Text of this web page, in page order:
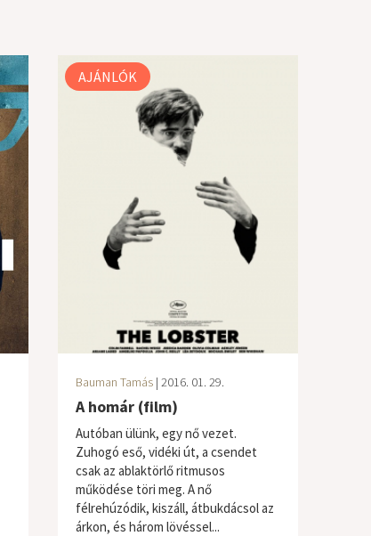
AJÁNLÓK
Bauman Tamás| 2016. 01. 29.
A homár (film)
Autóban ülünk, egy nő vezet.
Zuhogó eső, vidéki út, a csendet
csak az ablaktörlő ritmusos
működése töri meg. A nő
félrehúzódik, kiszáll, átbukdácsol az
árkon, és három lövéssel...